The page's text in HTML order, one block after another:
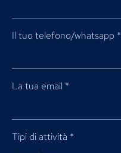
Il tuo telefono/whatsapp *
La tua email *
Tipi di attività *